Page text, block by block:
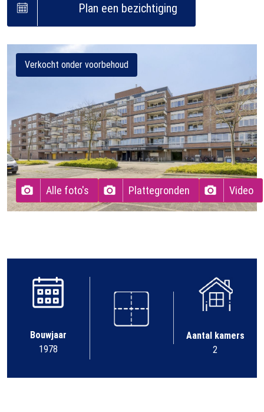
Plan een bezichtiging
Verkocht onder voorbehoud
Alle foto's Plattegronden Video
Bouwjaar
1978
Aantal kamers
2